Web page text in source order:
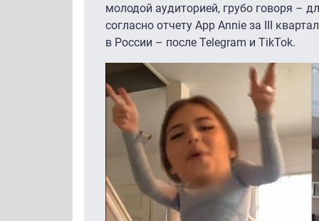
молодой аудиторией, грубо говоря –
согласно отчету App Annie за III
в России – после Telegram и TikTok.